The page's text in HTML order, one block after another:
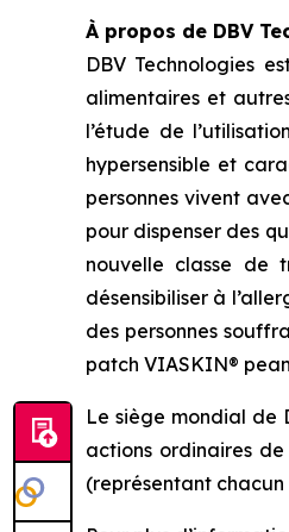
À propos de DBV
DBV Technologies
alimentaires et
l’étude de
hypersensible et
personnes vivent
pour dispenser des
nouvelle classe de
désensibiliser à
des personnes
patch VIASKIN®
Le siège mondial de
actions ordinaires de
(représentant chacun